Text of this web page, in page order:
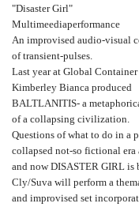
"Disaster Girl"
Multimeediaperformance
An improvised audio-visual
of transient-pulses.
Last year at Global
Kimberley Bianca produced
BALTLANITIS- a
of a collapsing civilization.
Questions of what to do in a
collapsed not-so fictional era
and now DISASTER GIRL
Cly/Suva will perform a
and improvised set